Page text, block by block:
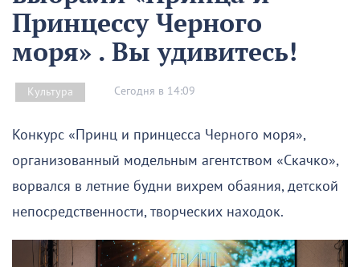
Принцессу Черного
моря» . Вы удивитесь!
Культура Сегодня в 14:09
Конкурс «Принц и принцесса Черного моря»,
организованный модельным агентством «Скачко»,
ворвался в летние будни вихрем обаяния, детской
непосредственности, творческих находок.